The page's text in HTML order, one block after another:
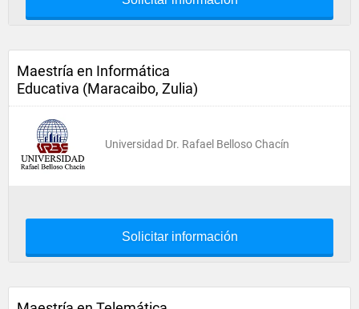
Maestría en Informática
Educativa (Maracaibo, Zulia)
Universidad Dr. Rafael Belloso Chacín
Solicitar información